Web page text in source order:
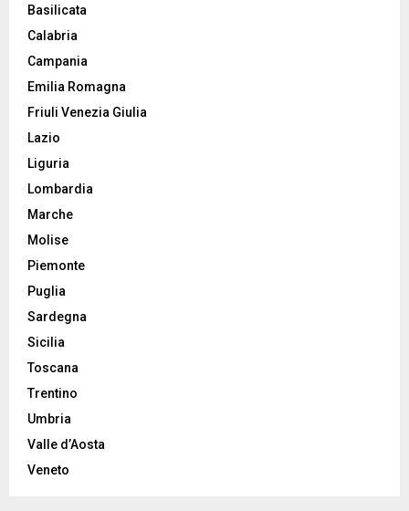
Basilicata
Calabria
Campania
Emilia Romagna
Friuli Venezia Giulia
Lazio
Liguria
Lombardia
Marche
Molise
Piemonte
Puglia
Sardegna
Sicilia
Toscana
Trentino
Umbria
Valle d’Aosta
Veneto